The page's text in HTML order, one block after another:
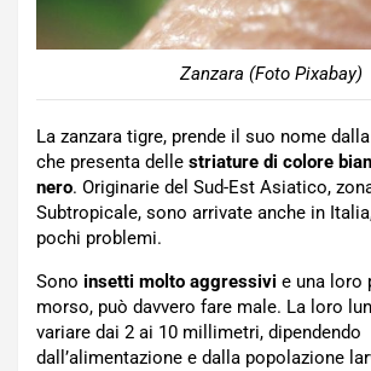
Zanzara (Foto Pixabay)
La zanzara tigre, prende il suo nome
che presenta delle striature di colore
nero. Originarie del Sud-Est Asiatico,
Subtropicale, sono arrivate anche in
pochi problemi.
Sono insetti molto aggressivi e una loro
morso, può davvero fare male. La loro
variare dai 2 ai 10 millimetri, dipendendo
dall’alimentazione e dalla popolazione